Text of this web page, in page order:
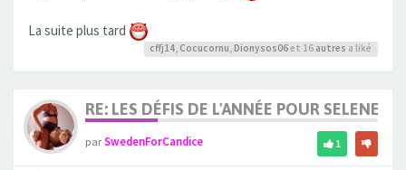
La suite plus tard
cffj14, Cocucornu, Dionysos06et 16 autres a liké
RE: LES DÉFIS DE L'ANNÉE POUR SELENE
parSwedenForCandice 1